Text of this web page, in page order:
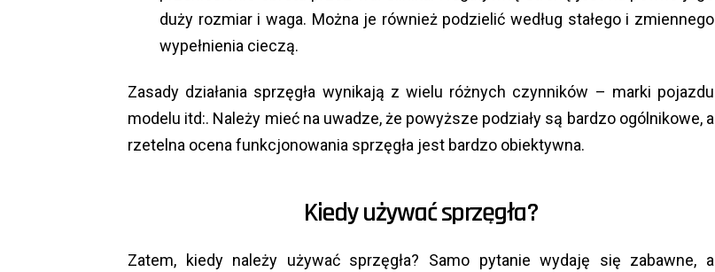
duży rozmiar i waga. Można je również podzielić według stałego i zmiennego
wypełnienia cieczą.
Zasady działania sprzęgła wynikają z wielu różnych czynników – marki pojazdu
modelu itd:. Należy mieć na uwadze, że powyższe podziały są bardzo ogólnikowe, a
rzetelna ocena funkcjonowania sprzęgła jest bardzo obiektywna.
Kiedy używać sprzęgła?
Zatem, kiedy należy używać sprzęgła? Samo pytanie wydaję się zabawne, a